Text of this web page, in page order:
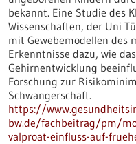
bekannt. Eine Studie des
Wissenschaften, der Uni
mit Gewebemodellen des
Erkenntnisse dazu, wie
Gehirnentwicklung
Forschung zur
Schwangerschaft.
https://
bw.de/fachbeitrag/pm/
valproat-einfluss-auf-